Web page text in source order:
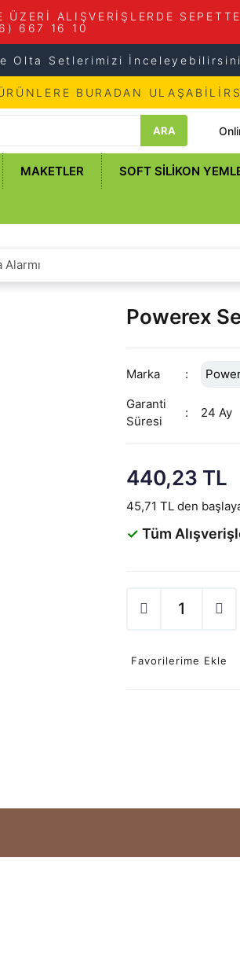
ALIŞVERİŞLERDE
667 16 10
Olta Setlerimizi
BURADAN
ARA
MAKETLER SOFT SILIKON
Powerex
Marka
Garanti
Süresi
24 Ay
440,23 TL
45,71 TL den
✓ Tüm
Favorilerime Ekle